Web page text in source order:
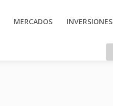
MERCADOS INVERSIONES